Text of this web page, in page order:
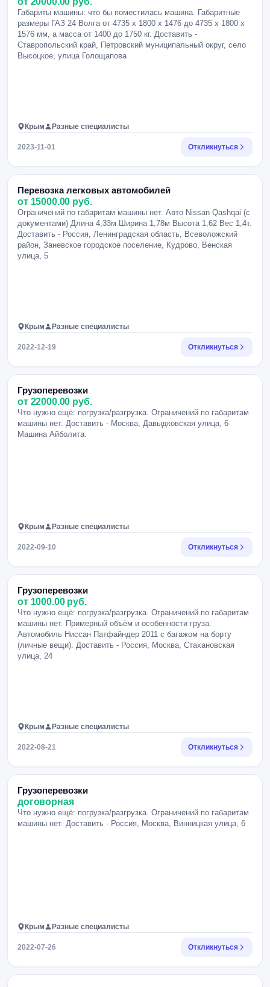
Габариты машины: что бы поместилась машина. Габаритные
размеры ГАЗ 24 Волга от 4735 x 1800 x 1476 до 4735 x 1800 x
1576 мм, а масса от 1400 до 1750 кг. Доставить -
Ставропольский край, Петровский муниципальный округ, село
Высоцкое, улица Голощапова
Крым Разные специалисты
2023-11-01 Откликнуться
Перевозка легковых автомобилей
от 15000.00 руб.
Ограничений по габаритам машины нет. Авто Nissan Qashqai (с
документами) Длина 4,33м Ширина 1,78м Высота 1,62 Вес 1,4т.
Доставить - Россия, Ленинградская область, Всеволожский
район, Заневское городское поселение, Кудрово, Венская
улица, 5
Крым Разные специалисты
2022-12-19 Откликнуться
Грузоперевозки
от 22000.00 руб.
Что нужно ещё: погрузка/разгрузка. Ограничений по габаритам
машины нет. Доставить - Москва, Давыдковская улица, 6
Машина Айболита.
Крым Разные специалисты
2022-09-10 Откликнуться
Грузоперевозки
от 1000.00 руб.
Что нужно ещё: погрузка/разгрузка. Ограничений по габаритам
машины нет. Примерный объём и особенности груза:
Автомобиль Ниссан Патфайндер 2011 с багажом на борту
(личные вещи). Доставить - Россия, Москва, Стахановская
улица, 24
Крым Разные специалисты
2022-08-21 Откликнуться
Грузоперевозки
договорная
Что нужно ещё: погрузка/разгрузка. Ограничений по габаритам
машины нет. Доставить - Россия, Москва, Винницкая улица, 6
Крым Разные специалисты
2022-07-26 Откликнуться